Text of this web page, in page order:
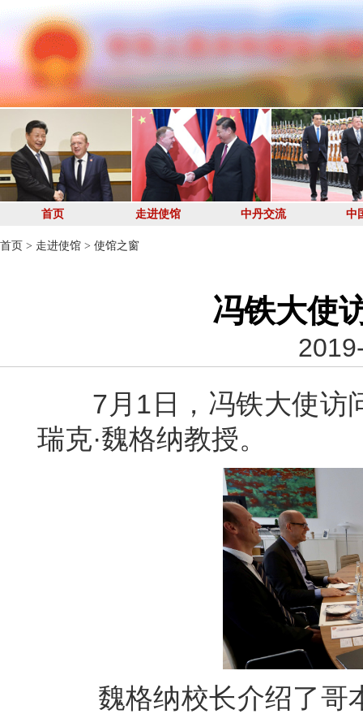
首页 走进使馆 中丹交流 中
首页 > 走进使馆 > 使馆之窗
冯铁大使
7月1日，冯铁大使访
瑞克·魏格纳教授。
魏格纳校长介绍了哥本